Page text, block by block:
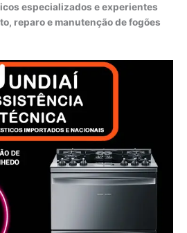
especializados e experientes
reparo e manutenção de fogões